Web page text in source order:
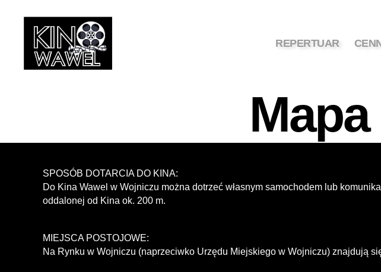
REPERTUAR
SPOSÓB DOTARCIA DO KINA:
Do Kina Wawel w Wojniczu można dotrzeć własnym samochodem lub
oddalonej od Kina ok. 200 m.
MIEJSCA POSTOJOWE:
Na Rynku w Wojniczu (naprzeciwko Urzędu Miejskiego w Wojniczu) znajdują